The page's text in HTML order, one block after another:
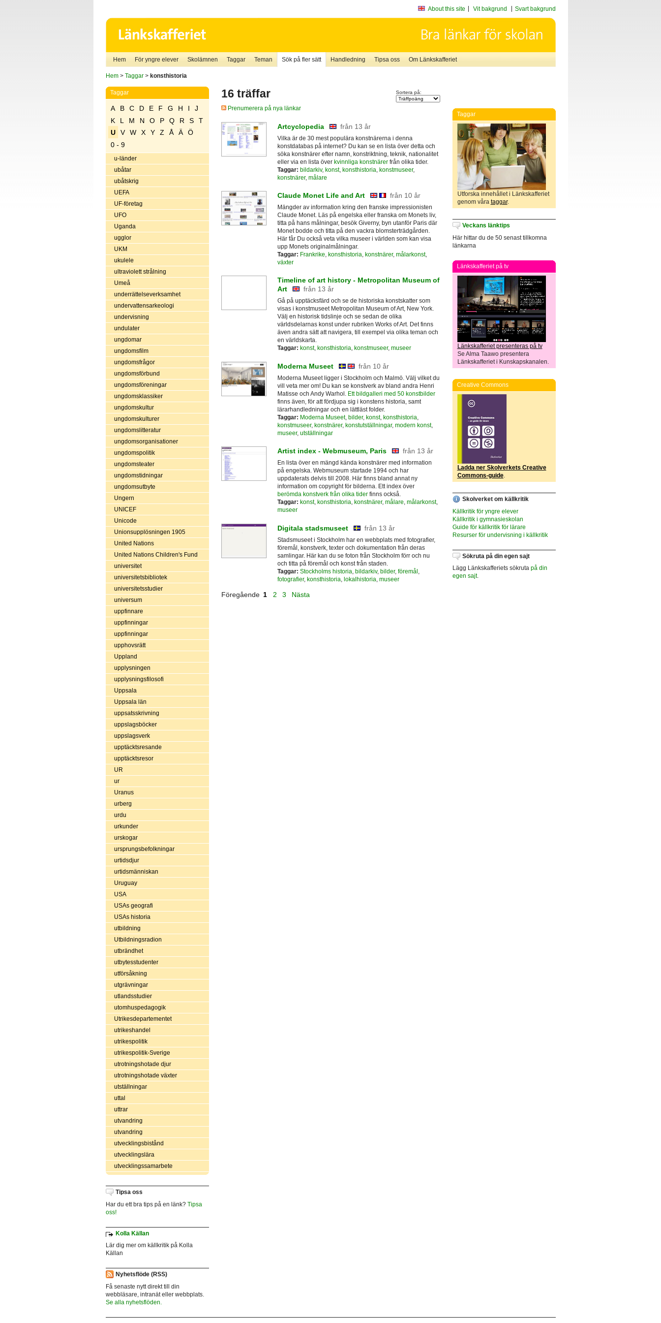
About this site Vit bakgrund Svart bakgrund
Hem För yngre elever Skolämnen Taggar Teman Sök på fler sätt Handledning Tipsa oss Om Länkskafferiet
Hem> Taggar> konsthistoria
Taggar
A B C D E F G H I
J
K
L M N O P Q R S
T
U
V W X Y Z Å Ä
Ö
0 - 9
u-länder
ubåtar
ubåtskrig
UEFA
UF-företag
UFO
Uganda
ugglor
UKM
ukulele
ultraviolett strålning
Umeå
underrättelseverksamhet
undervattensarkeologi
undervisning
undulater
ungdomar
ungdomsfilm
ungdomsfrågor
ungdomsförbund
ungdomsföreningar
ungdomsklassiker
ungdomskultur
ungdomskulturer
ungdomslitteratur
ungdomsorganisationer
ungdomspolitik
ungdomsteater
ungdomstidningar
ungdomsutbyte
Ungern
UNICEF
Unicode
Unionsupplösningen 1905
United Nations
United Nations Children's Fund
universitet
universitetsbibliotek
universitetsstudier
universum
uppfinnare
uppfinningar
uppfinningar
upphovsrätt
Uppland
upplysningen
upplysningsfilosofi
Uppsala
Uppsala län
uppsatsskrivning
uppslagsböcker
uppslagsverk
upptäcktsresande
upptäcktsresor
UR
ur
Uranus
urberg
urdu
urkunder
urskogar
ursprungsbefolkningar
urtidsdjur
urtidsmänniskan
Uruguay
USA
USAs geografi
USAs historia
utbildning
Utbildningsradion
utbrändhet
utbytesstudenter
utförsåkning
utgrävningar
utlandsstudier
utomhuspedagogik
Utrikesdepartementet
utrikeshandel
utrikespolitik
utrikespolitik-Sverige
utrotningshotade djur
utrotningshotade växter
utställningar
uttal
uttrar
utvandring
utvandring
utvecklingsbistånd
utvecklingslära
utvecklingssamarbete
Tipsa oss
Har du ett bra tips på en länk? Tipsa
oss!
Kolla Källan
Lär dig mer om källkritik på Kolla
Källan
Nyhetsflöde (RSS)
Få senaste nytt direkt till din
webbläsare, intranät eller webbplats.
Se alla nyhetsflöden.
16 träffar Sortera på:
Prenumerera på nya länkar
Artcyclopedia från 13 år
Vilka är de 30 mest populära konstnärerna i denna
konstdatabas på internet? Du kan se en lista över detta och
söka konstnärer efter namn, konstriktning, teknik, nationalitet
eller via en lista över kvinnliga konstnärerfrån olika tider.
Taggar: bildarkiv, konst, konsthistoria konstmuseer,
konstnärer, målare
Claude Monet Life and Art från 10 år
Mängder av information kring den franske impressionisten
Claude Monet. Läs på engelska eller franska om Monets liv,
titta på hans målningar, besök Giverny, byn utanför Paris där
Monet bodde och titta på den vackra blomsterträdgården.
Här får Du också veta vilka museer i världen som kan visa
upp Monets originalmålningar.
Taggar: Frankrike, konsthistoria, konstnärer, målarkonst,
växter
Timeline of art history - Metropolitan Museum of
Art
från 13 år
Gå på upptäcksfärd och se de historiska konstskatter som
visas i konstmuseet Metropolitan Museum of Art, New York.
Välj en historisk tidslinje och se sedan de olika
världsdelarnas konst under rubriken Works of Art. Det finns
även andra sätt att navigera, till exempel via olika teman och
en världskarta.
Taggar: konst, konsthistoria, konstmuseer, museer
Moderna Museet från 10 år
Moderna Museet ligger i Stockholm och Malmö. Välj vilket du
vill veta mer om! Du kan se konstverk av bland andra Henri
Matisse och Andy Warhol. Ett bildgalleri med 50 konstbilder
finns även, för att fördjupa sig i konstens historia, samt
lärarhandledningar och en lättläst folder.
Taggar: Moderna Museet, bilder, konst, konsthistoria,
konstmuseer, konstnärer, konstutställningar, modern konst,
museer, utställningar
Artist index - Webmuseum, Paris från 13 år
En lista över en mängd kända konstnärer med information
på engelska. Webmuseum startade 1994 och har
uppdaterats delvis till 2008. Här finns bland annat ny
information om copyright för bilderna. Ett index över
berömda konstverk från olika tiderfinns också.
Taggar: konst, konsthistoria, konstnärer, målare, målarkonst,
museer
Digitala stadsmuseet från 13 år
Stadsmuseet i Stockholm har en webbplats med fotografier,
föremål, konstverk, texter och dokumentation från deras
samlingar. Här kan du se foton från Stockholm förr och nu
och titta på föremål och konst från staden.
Taggar: Stockholms historia bildarkiv, bilder, föremål
fotografier, konsthistoria lokalhistoria museer
Föregående 1 2 3 Nästa
Taggar
Utforska innehållet i Länkskafferiet
genom våra taggar.
Veckans länktips
Här hittar du de 50 senast tillkomna
länkarna
Länkskafferiet på tv
Länkskafferiet presenteras på tv
Se Alma Taawo presentera
Länkskafferiet i Kunskapskanalen.
Creative Commons
Ladda ner Skolverkets Creative
Commons-guide.
Skolverket om källkritik
Källkritik för yngre elever
Källkritik i gymnasieskolan
Guide för källkritik för lärare
Resurser för undervisning i källkritik
Sökruta på din egen sajt
Lägg Länkskafferiets sökruta på din
egen sajt.